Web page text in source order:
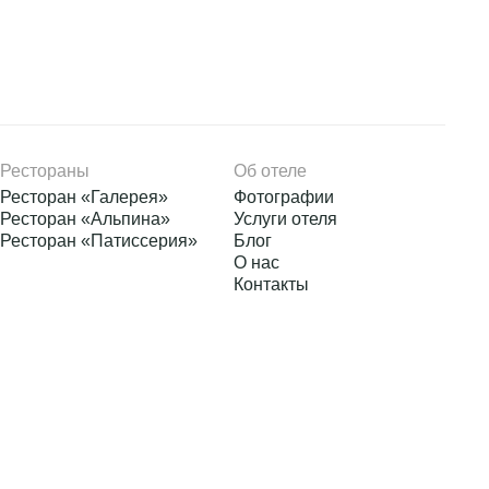
программа
Шумные
на
Рестораны
Ресторан «Галерея»
Ресторан «Альпина»
Ресторан «Патиссерия»
Об отеле
Фотографии
Услуги отеля
Блог
О нас
Контакты